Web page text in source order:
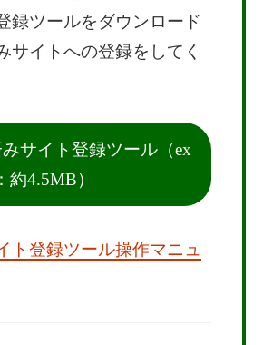
録ツールをダウンロード
サイトへの登録をしてく
サイト登録ツール（ex
約4.5MB）
ト登録ツール操作マニュ